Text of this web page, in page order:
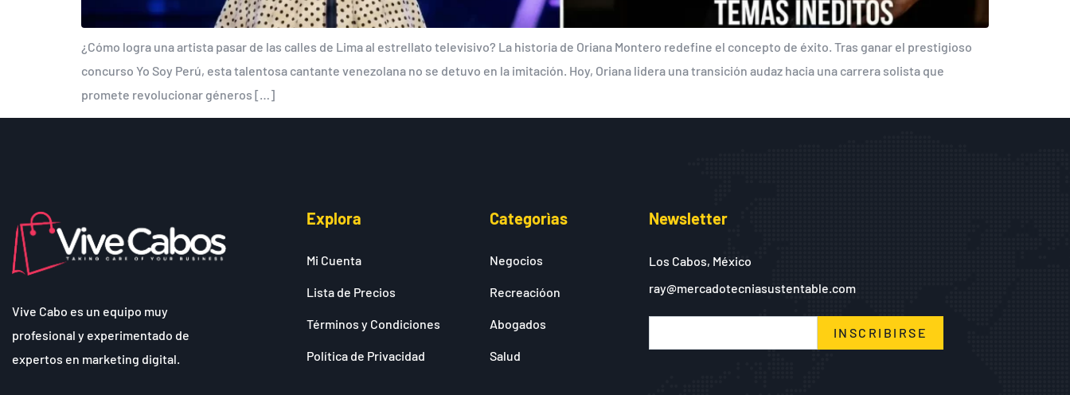
¿Cómo logra una artista pasar de las calles de Lima al estrellato televisivo? La historia de Oriana Montero redefine el concepto de éxito. Tras ganar el prestigioso
concurso Yo Soy Perú, esta talentosa cantante venezolana no se detuvo en la imitación. Hoy, Oriana lidera una transición audaz hacia una carrera solista que
promete revolucionar géneros […]
Vive Cabo es un equipo muy
profesional y experimentado de
expertos en marketing digital.
Explora
Mi Cuenta
Lista de Precios
Términos y Condiciones
Política de Privacidad
Categorìas
Negocios
Recreacióon
Abogados
Salud
Newsletter
Los Cabos, México
ray@mercadotecniasustentable.com
INSCRIBIRSE